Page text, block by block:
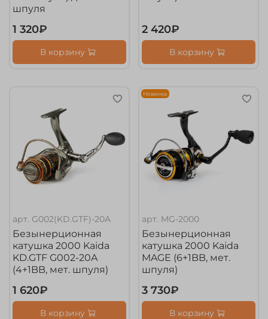
шпуля
1 320₽
В корзину
2 420₽
В корзину
арт. G002(KD.GTF)-20A
Безынерционная
катушка 2000 Kaida
KD.GTF G002-20A
(4+1BB, мет. шпуля)
1 620₽
В корзину
Новинка
арт. MG-2000
Безынерционная
катушка 2000 Kaida
MAGE (6+1BB, мет.
шпуля)
3 730₽
В корзину